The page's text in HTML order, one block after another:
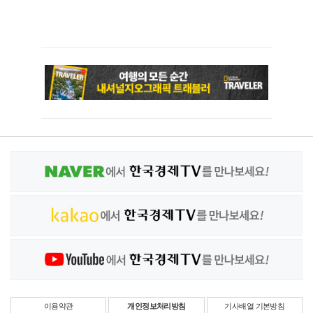
이용약관 개인정보처리방침 기사배열 기본방침